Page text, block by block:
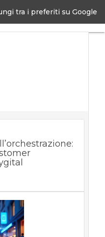
tra i preferiti su Google